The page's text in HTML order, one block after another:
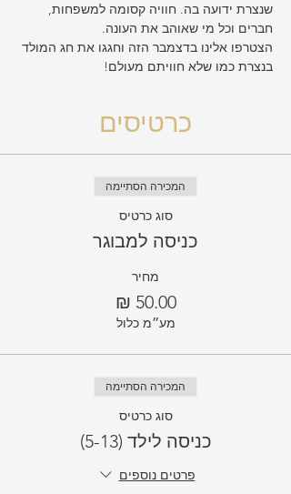
שנצרת ידועה בה. חוויה קסומה למשפחות,
חברים וכל מי שאוהב את העונה.
הצטרפו אלינו בדצמבר הזה וחגגו את חג המולד
בנצרת כמו שלא חוויתם מעולם!
כרטיסים
המכירה הסתיימה
סוג כרטיס
כניסה למבוגר
מחיר
‏50.00 ‏₪
מע״מ כלול
המכירה הסתיימה
סוג כרטיס
כניסה לילד (5-13)
פרטים נוספים